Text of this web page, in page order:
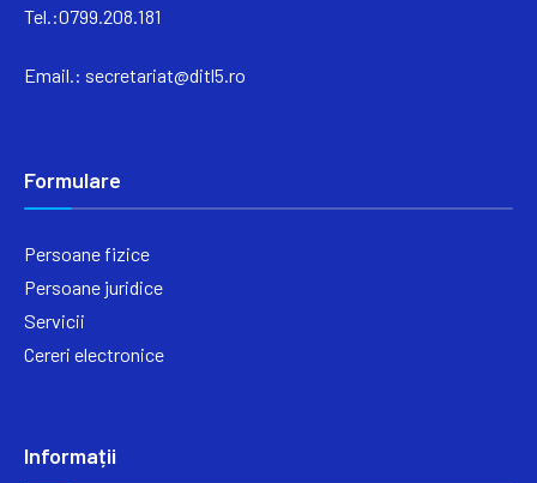
Tel.:0799.208.181
Email.: secretariat@ditl5.ro
Formulare
Persoane fizice
Persoane juridice
Servicii
Cereri electronice
Informații